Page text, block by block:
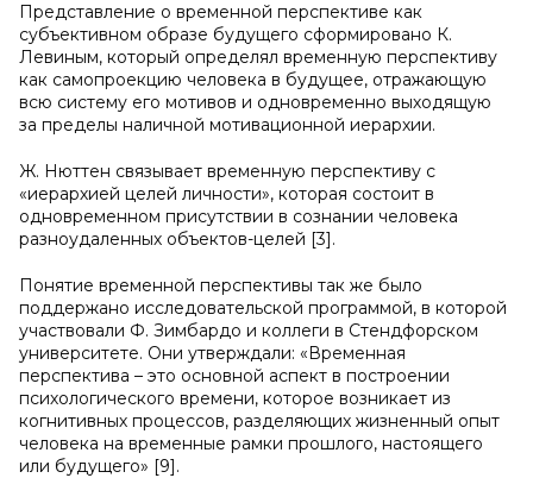
Представление о временной перспективе как
субъективном образе будущего сформировано К.
Левиным, который определял временную перспективу
как самопроекцию человека в будущее, отражающую
всю систему его мотивов и одновременно выходящую
за пределы наличной мотивационной иерархии.
Ж. Нюттен связывает временную перспективу с
«иерархией целей личности», которая состоит в
одновременном присутствии в сознании человека
разноудаленных объектов-целей [3].
Понятие временной перспективы так же было
поддержано исследовательской программой, в которой
участвовали Ф. Зимбардо и коллеги в Стендфорском
университете. Они утверждали: «Временная
перспектива – это основной аспект в построении
психологического времени, которое возникает из
когнитивных процессов, разделяющих жизненный опыт
человека на временные рамки прошлого, настоящего
или будущего» [9].